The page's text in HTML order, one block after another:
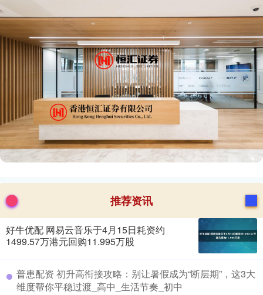
推荐资讯
好牛优配 网易云音乐于4月15日耗资约
1499.57万港元回购11.995万股
​普患配资 初升高衔接攻略：别让暑假成为“断层期”，这3大
维度帮你平稳过渡_高中_生活节奏_初中